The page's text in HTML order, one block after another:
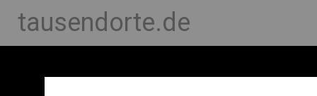
tausendorte.de